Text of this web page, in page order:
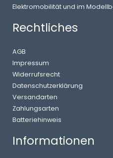
Elektromobilität und im
Rechtliches
AGB
Impressum
Widerrufsrecht
Datenschutzerklärung
Versandarten
Zahlungsarten
Batteriehinweis
Informationen